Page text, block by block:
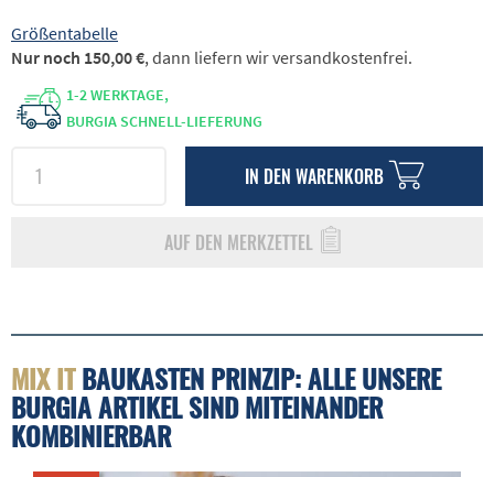
Größentabelle
1-2 WERKTAGE,
BURGIA SCHNELL-LIEFERUNG
IN DEN WARENKORB
AUF DEN MERKZETTEL
Nur noch 150,00 €, dann liefern wir versandkostenfrei.
MIX ITBAUKASTEN PRINZIP: ALLE UNSERE
BURGIA ARTIKEL SIND MITEINANDER
KOMBINIERBAR